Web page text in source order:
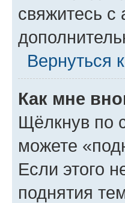
свяжитесь
Вернуться
Как мне
Щёлкнув по
можете
Если этого
поднятия